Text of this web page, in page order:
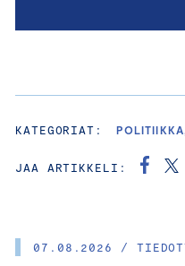
07.08.2026 /
KATEGORIAT:
JAA ARTIKKELI: